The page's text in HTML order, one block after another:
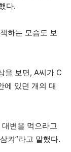
다.
하는 모습도 보
을 보면, A씨가 C
에 있던 개의 대
변을 먹으라고
켜”라고 말했다.